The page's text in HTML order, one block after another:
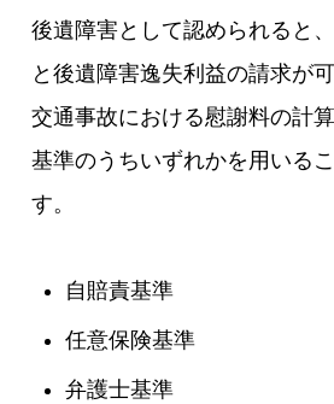
後遺障害として認められると
と後遺障害逸失利益の請求が
交通事故における慰謝料の計
基準のうちいずれかを用いる
す。
自賠責基準
任意保険基準
弁護士基準